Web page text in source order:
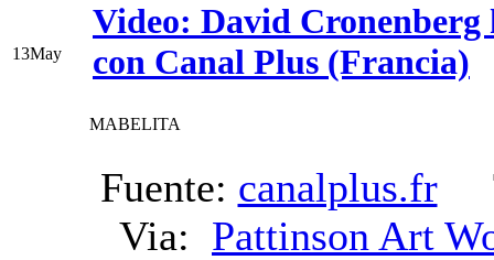
13May
Video: David Cronenberg
con Canal Plus (Francia)
MABELITA
Fuente: canalplus.fr
Via: Pattinson Art